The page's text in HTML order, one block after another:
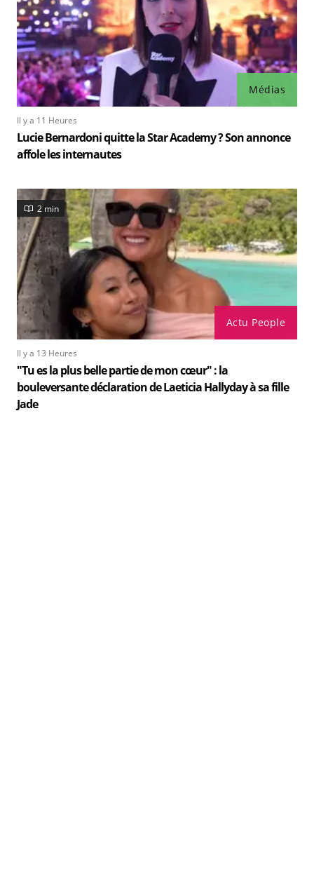
Médias
Il y a 11 Heures
Lucie Bernardoni quitte la Star Academy ? Son annonce
affole les internautes
Actu People
2 min
Il y a 13 Heures
"Tu es la plus belle partie de mon cœur" : la
bouleversante déclaration de Laeticia Hallyday à sa fille
Jade